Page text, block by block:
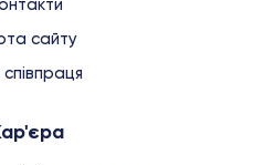
сайту
співпраця